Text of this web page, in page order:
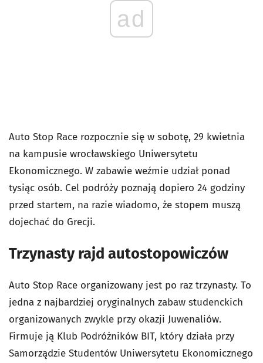
ad
Auto Stop Race rozpocznie się w sobotę, 29 kwietnia
na kampusie wrocławskiego Uniwersytetu
Ekonomicznego. W zabawie weźmie udział ponad
tysiąc osób. Cel podróży poznają dopiero 24 godziny
przed startem, na razie wiadomo, że stopem muszą
dojechać do Grecji.
Trzynasty rajd autostopowiczów
Auto Stop Race organizowany jest po raz trzynasty. To
jedna z najbardziej oryginalnych zabaw studenckich
organizowanych zwykle przy okazji Juwenaliów.
Firmuje ją Klub Podróżników BIT, który działa przy
Samorządzie Studentów Uniwersytetu Ekonomicznego